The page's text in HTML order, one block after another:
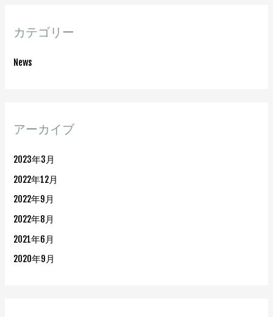
カテゴリー
News
アーカイブ
2023年3月
2022年12月
2022年9月
2022年8月
2021年6月
2020年9月